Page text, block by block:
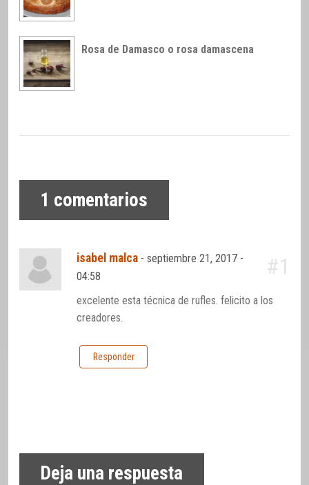
Rosa de Damasco o rosa damascena
1 comentarios
isabel malca -septiembre 21, 2017 -
04:58
#1
excelente esta técnica de rufles. felicito a los
creadores.
Responder
Deja una respuesta